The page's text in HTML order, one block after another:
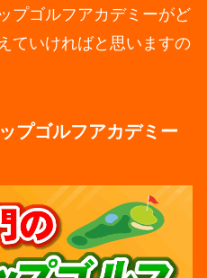
プゴルフアカデミーがど
ていければと思いますの
プゴルフアカデミー